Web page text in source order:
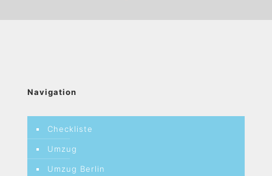
Navigation
Checkliste
Umzug
Umzug Berlin